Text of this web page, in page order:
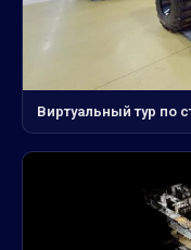
Виртуальный тур по